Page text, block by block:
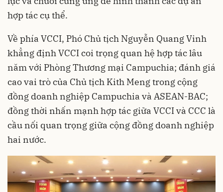
hợp tác cụ thể.
Về phía VCCI, Phó Chủ tịch Nguyễn Quang Vinh
khẳng định VCCI coi trọng quan hệ hợp tác lâu
năm với Phòng Thương mại Campuchia; đánh giá
cao vai trò của Chủ tịch Kith Meng trong cộng
đồng doanh nghiệp Campuchia và ASEAN-BAC;
đồng thời nhấn mạnh hợp tác giữa VCCI và CCC là
cầu nối quan trọng giữa cộng đồng doanh nghiệp
hai nước.